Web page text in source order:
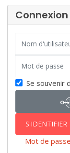
Connexion
Se souvenir
S'IDENTIFIER
Mot de